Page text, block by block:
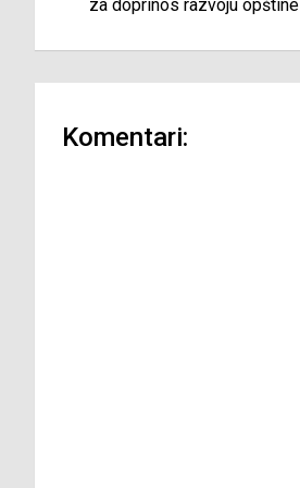
za doprinos razvoju opštine
Komentari: